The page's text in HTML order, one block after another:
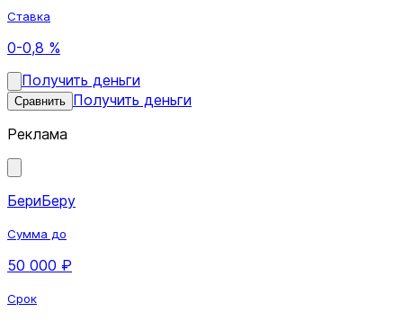
Ставка
0-0,8 %
Получить деньги
Сравнить Получить деньги
Реклама
БериБеру
Сумма до
50 000 ₽
Срок